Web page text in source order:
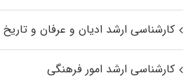
کارشناسی ارشد ادیان و عرفان و
کارشناسی ارشد امور فرهنگی